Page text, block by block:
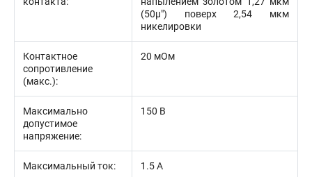
(50µ") поверх 2,54 мкм
никелировки
Контактное
сопротивление
(макс.):
20 мОм
Максимально
допустимое
напряжение:
150 В
Максимальный ток: 1.5 А